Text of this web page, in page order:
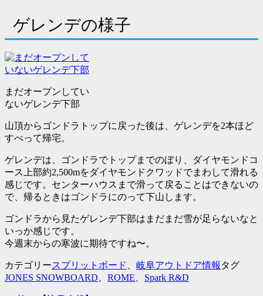
ゲレンデの様子
まだオープンしてい
ないゲレンデ下部
山頂からゴンドラトップに戻った後は、ゲレンデを2本ほど
すべって帰宅。
ゲレンデは、ゴンドラでトップまでのぼり、ダイヤモンドコ
ース上部約2,500mをダイヤモンドクワッドでまわして滑れる
感じです。センターハウスまで滑って戻ることはできないの
で、帰るときはゴンドラにのって下山します。
ゴンドラから見たゲレンデ下部はまだまだ雪が足らないなと
いっか感じです。
今週末からの寒波に期待ですね〜。
カテゴリースプリットボード 岐阜アウトドア情報 タグ
JONES SNOWBOARD
ROME Spark R&D